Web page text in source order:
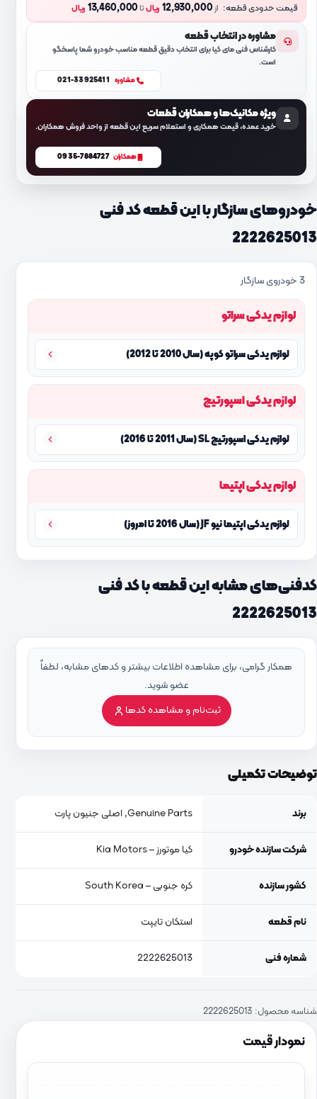
نمودار قیمت
قیمت حدودی قطعه: از12,930,000 ریالتا13,460,000 ریال
مشاوره در انتخاب قطعه
کارشناس فنی مای کیا برای انتخاب دقیق قطعه مناسب خودرو شما پاسخگو
است.
مشاوره 021-33925411
ویژه مکانیک‌ها و همکاران قطعات
خرید عمده، قیمت همکاری و استعلام سریع این قطعه از واحد فروش همکاران.
همکاران 0935-7884727
خودروهای سازگار با این قطعه کد فنی
2222625013
3 خودروی سازگار
لوازم یدکی سراتو
لوازم یدکی سراتو کوپه (سال 2010 تا 2012)
لوازم یدکی اسپورتیج
لوازم یدکی اسپورتیج SL (سال 2011 تا 2016)
لوازم یدکی اپتیما
لوازم یدکی اپتیما نیو JF (سال 2016 تا امروز)
کدفنی‌های مشابه این قطعه با کد فنی
2222625013
همکار گرامی، برای مشاهده اطلاعات بیشتر و کدهای مشابه، لطفاً
عضو شوید.
ثبت‌نام و مشاهده کدها
توضیحات تکمیلی
برند Genuine Parts, اصلی جنیون پارت
شرکت سازنده خودرو کیا موتورز – Kia Motors
کشور سازنده کره جنوبی – South Korea
نام قطعه استکان تایپت
شماره فنی 2222625013
شناسه محصول: 2222625013